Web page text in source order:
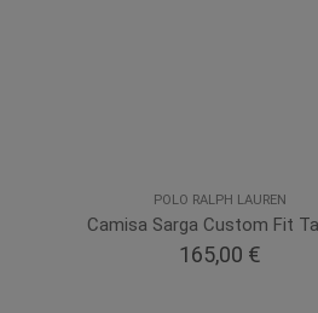
POLO RALPH LAUREN
Camisa Sarga Custom Fit
165,00 €